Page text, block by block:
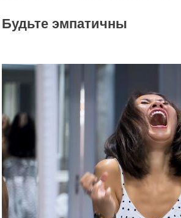
Будьте эмпатичны